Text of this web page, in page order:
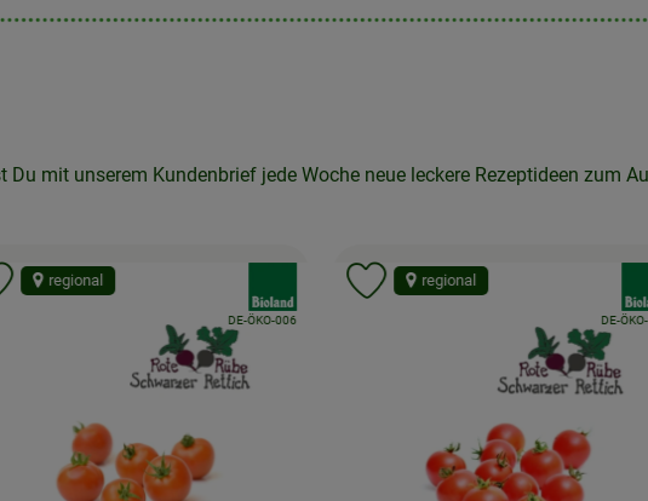
mit unserem Kundenbrief jede Woche neue leckere Rezeptideen zum
, Kontrollstelle:
DE-ÖKO-006
regional
Produkt zu Favouriten hinzufügen
,DE-
regional
Produkt zu Favouriten